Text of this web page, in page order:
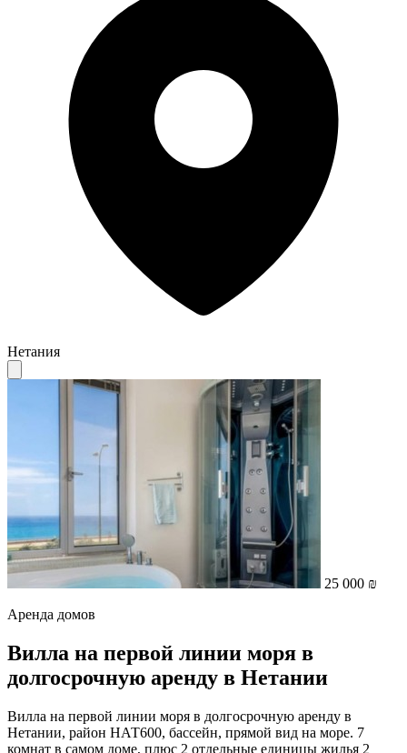
Нетания
25 000 ₪
Аренда домов
Вилла на первой линии моря в
долгосрочную аренду в Нетании
Вилла на первой линии моря в долгосрочную аренду в
Нетании, район НАТ600, бассейн, прямой вид на море. 7
комнат в самом доме, плюс 2 отдельные единицы жилья 2